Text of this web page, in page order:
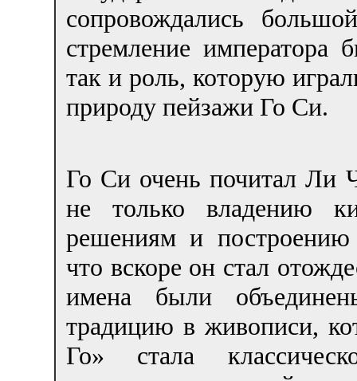
сопровождались
стремление императора
так и роль, которую
природу пейзажи Го Си.
Го Си очень почитал Ли
не только владению
решениям и построению
что вскоре он стал
имена были
традицию в живописи,
Го» стала